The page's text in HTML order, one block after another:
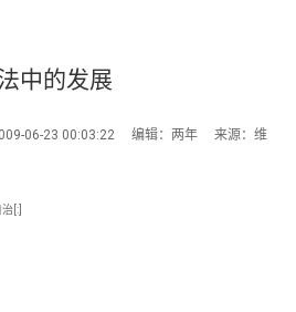
中的发展
06-23 00:03:22 编辑：两年 来源：维
[:]